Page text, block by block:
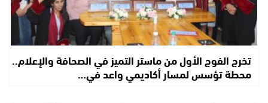
تخرج الفوج الأول من ماستر التميز في الصحافة والإعلام..
محطة تؤسس لمسار أكاديمي واعد في…